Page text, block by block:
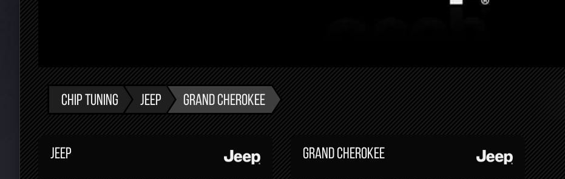
CHIP TUNING JEEP GRAND CHEROKEE
JEEP GRAND CHEROKEE